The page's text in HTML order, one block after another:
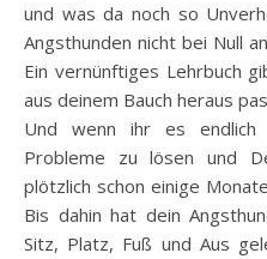
und was da noch so
Angsthunden nicht bei Null
Ein vernünftiges Lehrbuch
aus deinem Bauch heraus
Und wenn ihr es
Probleme zu lösen und
plötzlich schon einige
Bis dahin hat dein
Sitz, Platz, Fuß und Aus